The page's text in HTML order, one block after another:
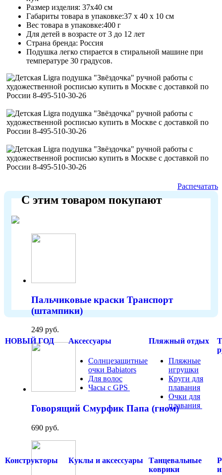
Размер изделия: 37х40 см
Габариты товара в упаковке:37 x 40 x 10 см
Вес товара в упаковке:400 г
Для детей в возрасте от 3 до 12 лет
Страна бренда: Россия
Подушка легко стирается в стиральной машине при
температуре 30 градусов.
Распечатать
С этим товаром покупают
Пальчиковые краски Транспорт
(штампики)
249 руб.
Говорящий Смурфик Папа (гном)
690 руб.
НОВЫЙ ГОД Аксессуары
Солнцезащитные
очки Babiators
Для волос
Часы с GPS
Пляжный отдых
Пляжные
игрушки
Круги для
плавания
Очки для
плавания
Конструкторы Куклы и аксессуары
Танцевальные
коврики